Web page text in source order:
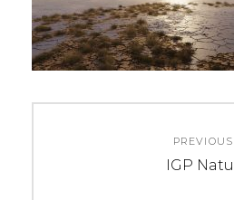
PREVIOUS
Previous
IGP